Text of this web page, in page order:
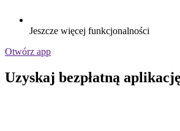
Jeszcze więcej funkcjonalności
Otwórz app
Uzyskaj bezpłatną